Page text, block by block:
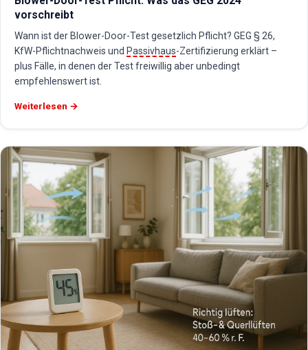
vorschreibt
Wann ist der Blower-Door-Test gesetzlich Pflicht? GEG § 26,
KfW-Pflichtnachweis und Passivhaus-Zertifizierung erklärt –
plus Fälle, in denen der Test freiwillig aber unbedingt
empfehlenswert ist.
Weiterlesen →